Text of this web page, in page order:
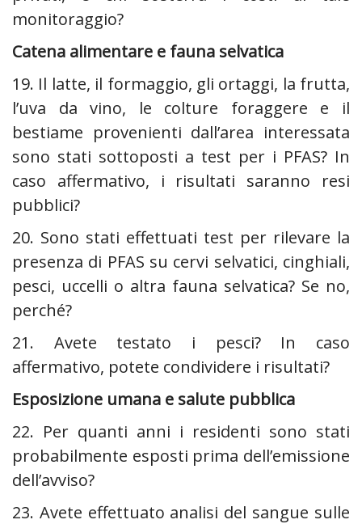
monitoraggio?
Catena alimentare e fauna selvatica ‍
19. Il latte, il formaggio, gli ortaggi, la frutta,
l’uva da vino, le colture foraggere e il
bestiame provenienti dall’area interessata
sono stati sottoposti a test per i PFAS? In
caso affermativo, i risultati saranno resi
pubblici?
20. Sono stati effettuati test per rilevare la
presenza di PFAS su cervi selvatici, cinghiali,
pesci, uccelli o altra fauna selvatica? Se no,
perché?
21. Avete testato i pesci? In caso
affermativo, potete condividere i risultati?
Esposizione umana e salute pubblica
22. Per quanti anni i residenti sono stati
probabilmente esposti prima dell’emissione
dell’avviso?
23. Avete effettuato analisi del sangue sulle